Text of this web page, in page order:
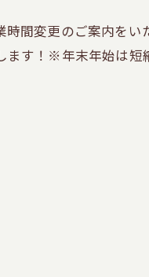
間変更のご案内をい
す！※年末年始は短